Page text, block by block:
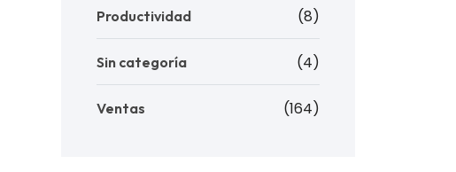
Productividad (8)
Sin categoría (4)
Ventas (164)